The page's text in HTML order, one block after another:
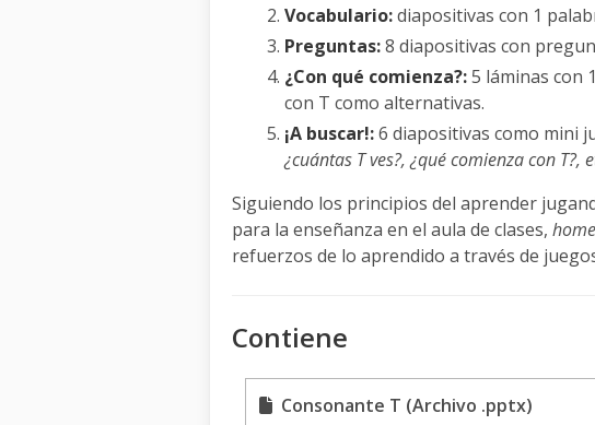
Vocabulario:diapositivas con 1
Preguntas:8 diapositivas con
¿Con qué comienza?:5 láminas con
con T como alternativas.
¡A buscar!:6 diapositivas como mini
¿cuántas T ves?, ¿qué comienza con T?,
Siguiendo los principios del aprender
para la enseñanza en el aula de clases,
refuerzos de lo aprendido a través de
Contiene
Consonante T (Archivo .pptx)